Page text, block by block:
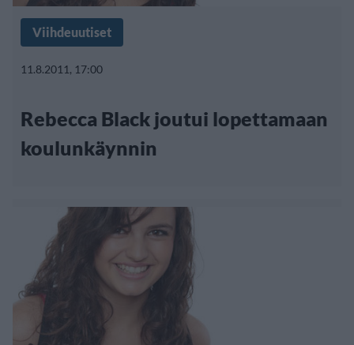
Viihdeuutiset
11.8.2011, 17:00
Rebecca Black joutui lopettamaan
koulunkäynnin